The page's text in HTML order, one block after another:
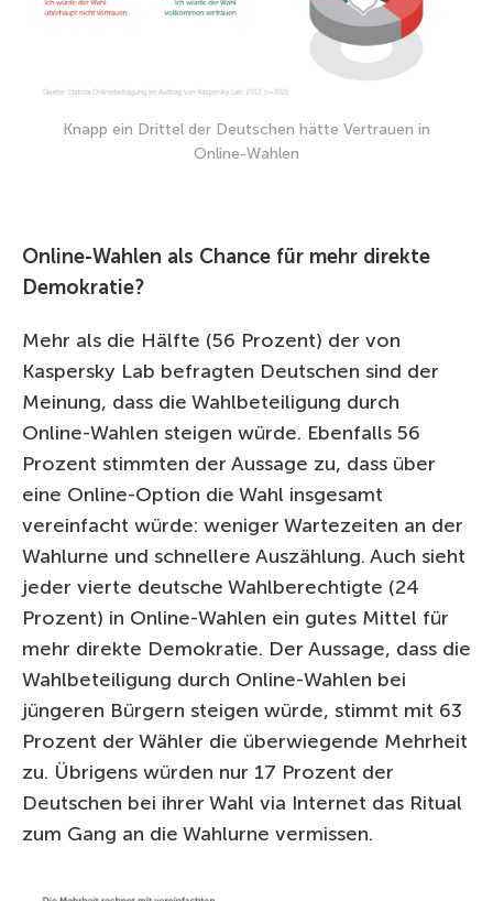
Knapp ein Drittel der Deutschen hätte Vertrauen in
Online-Wahlen
Online-Wahlen als Chance für mehr direkte
Demokratie?
Mehr als die Hälfte (56 Prozent) der von
Kaspersky Lab befragten Deutschen sind der
Meinung, dass die Wahlbeteiligung durch
Online-Wahlen steigen würde. Ebenfalls 56
Prozent stimmten der Aussage zu, dass über
eine Online-Option die Wahl insgesamt
vereinfacht würde: weniger Wartezeiten an der
Wahlurne und schnellere Auszählung. Auch sieht
jeder vierte deutsche Wahlberechtigte (24
Prozent) in Online-Wahlen ein gutes Mittel für
mehr direkte Demokratie. Der Aussage, dass die
Wahlbeteiligung durch Online-Wahlen bei
jüngeren Bürgern steigen würde, stimmt mit 63
Prozent der Wähler die überwiegende Mehrheit
zu. Übrigens würden nur 17 Prozent der
Deutschen bei ihrer Wahl via Internet das Ritual
zum Gang an die Wahlurne vermissen.